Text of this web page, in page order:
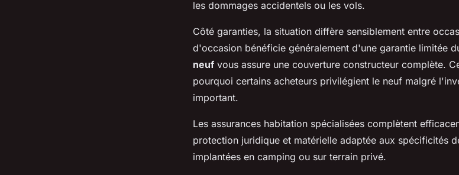
les dommages accidentels ou les vols.
Côté garanties, la situation diffère sensiblement entre
d'occasion bénéficie généralement d'une garantie limitée
neuf vous assure une couverture constructeur complète.
pourquoi certains acheteurs privilégient le neuf malgré
important.
Les assurances habitation spécialisées complètent
protection juridique et matérielle adaptée aux spécificités
implantées en camping ou sur terrain privé.